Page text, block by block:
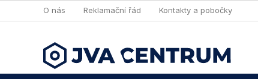
na
O nás Reklamační řád Kontakty a pobočky